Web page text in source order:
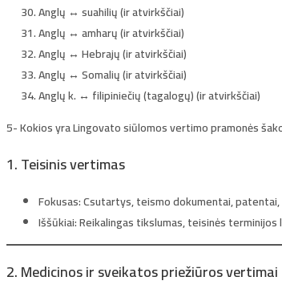
Anglų ↔ suahilių (ir atvirkščiai)
Anglų ↔ amharų (ir atvirkščiai)
Anglų ↔ Hebrajų (ir atvirkščiai)
Anglų ↔ Somalių (ir atvirkščiai)
Anglų k. ↔ filipiniečių (tagalogų) (ir atvirkščiai)
5- Kokios yra Lingovato siūlomos vertimo pramonės
1. Teisinis vertimas
Fokusas:Csutartys, teismo dokumentai,
Iššūkiai:Reikalingas tikslumas, teisinės
2. Medicinos ir sveikatos priežiūros vertimai